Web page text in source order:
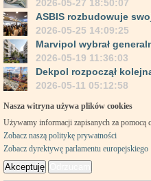
2026-05-27 18:50:07
ASBIS rozbudowuje
2026-05-25 14:09:25
Marvipol wybrał
2026-05-19 11:36:03
Dekpol rozpoczął
2026-05-11 05:12:58
Nasza witryna używa plików cookies
Używamy informacji zapisanych za
Zobacz naszą politykę prywatności
Zobacz dyrektywę parlamentu europejskiego
Akceptuję